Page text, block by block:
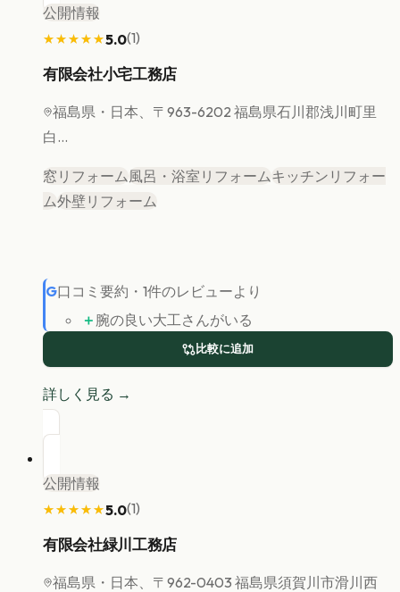
公開情報
★★★★★
★★★★★5.0(1)
有限会社小宅工務店
福島県 ・日本、〒963-6202 福島県石川郡浅川町里
白...
窓リフォーム 風呂・浴室リフォームキッチンリフォー
ム外壁リフォーム
G口コミ要約 ・ 1件のレビューより
＋ 腕の良い大工さんがいる
比較に追加
詳しく見る →
公開情報
★★★★★
★★★★★5.0(1)
有限会社緑川工務店
福島県 ・日本、〒962-0403 福島県須賀川市滑川西